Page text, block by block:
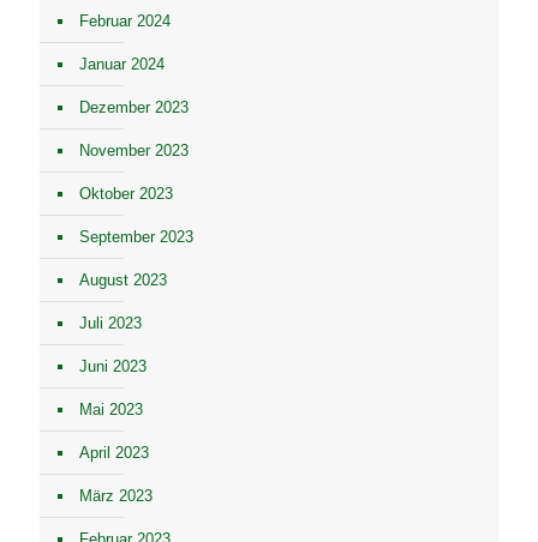
Februar 2024
Januar 2024
Dezember 2023
November 2023
Oktober 2023
September 2023
August 2023
Juli 2023
Juni 2023
Mai 2023
April 2023
März 2023